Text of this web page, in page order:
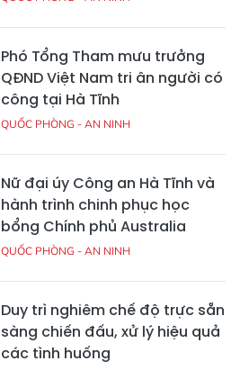
Phó Tổng Tham mưu trưởng
QĐND Việt Nam tri ân người có
công tại Hà Tĩnh
QUỐC PHÒNG - AN NINH
Nữ đại úy Công an Hà Tĩnh và
hành trình chinh phục học
bổng Chính phủ Australia
QUỐC PHÒNG - AN NINH
Duy trì nghiêm chế độ trực sẵn
sàng chiến đấu, xử lý hiệu quả
các tình huống